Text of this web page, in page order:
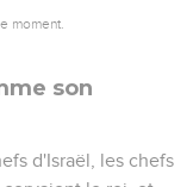
moment.
son
d'Israël, les chefs